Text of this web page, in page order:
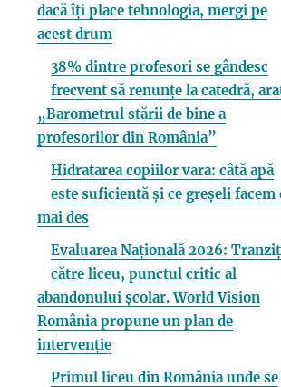
dacă îți place tehnologia, mergi pe
acest drum
38% dintre profesori se gândesc
frecvent să renunțe la catedră,
„Barometrul stării de bine a
profesorilor din România”
Hidratarea copiilor vara: câtă apă
este suficientă și ce greșeli facem
mai des
Evaluarea Națională 2026:
către liceu, punctul critic al
abandonului școlar. World Vision
România propune un plan de
intervenție
Primul liceu din România unde se